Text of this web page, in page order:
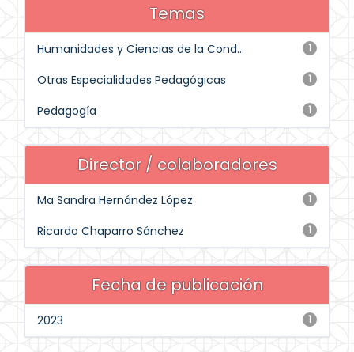
Temas
1
Humanidades y Ciencias de la Cond...
1
Otras Especialidades Pedagógicas
1
Pedagogía
Director / colaboradores
1
Ma Sandra Hernández López
1
Ricardo Chaparro Sánchez
Fecha de publicación
1
2023